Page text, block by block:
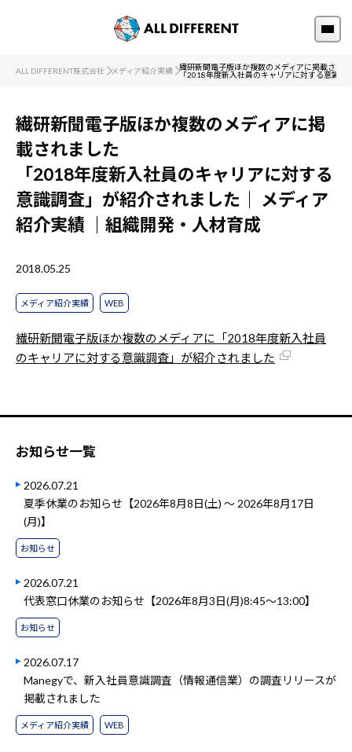
ALL DIFFERENT株式会社 メディア紹介実績
繊研新聞電子版ほか複数のメディアに掲載され
「2018年度新入社員のキャリアに対する意識調
繊研新聞電子版ほか複数のメディアに掲
載されました
「2018年度新入社員のキャリアに対する
意識調査」が紹介されました｜ メディア
紹介実績
｜組織開発・人材育成
2018.05.25
メディア紹介実績 WEB
繊研新聞電子版ほか複数のメディアに「2018年度新入社員
のキャリアに対する意識調査」が紹介されました
お知らせ一覧
2026.07.21
夏季休業のお知らせ【2026年8月8日(土) ～ 2026年8月17日
(月)】
お知らせ
2026.07.21
代表窓口休業のお知らせ【2026年8月3日(月)8:45～13:00】
お知らせ
2026.07.17
Manegyで、新入社員意識調査（情報通信業）の調査リリースが
掲載されました
メディア紹介実績 WEB